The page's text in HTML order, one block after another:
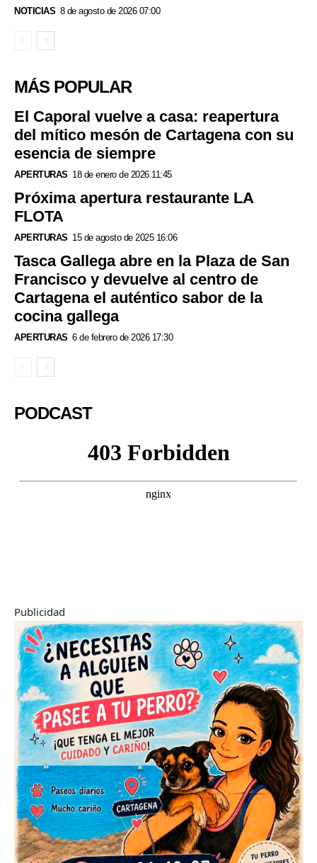
NOTICIAS 8 de agosto de 2026 07:00
MÁS POPULAR
El Caporal vuelve a casa: reapertura
del mítico mesón de Cartagena con su
esencia de siempre
APERTURAS 18 de enero de 2026 11:45
Próxima apertura restaurante LA
FLOTA
APERTURAS 15 de agosto de 2025 16:06
Tasca Gallega abre en la Plaza de San
Francisco y devuelve al centro de
Cartagena el auténtico sabor de la
cocina gallega
APERTURAS 6 de febrero de 2026 17:30
PODCAST
Publicidad